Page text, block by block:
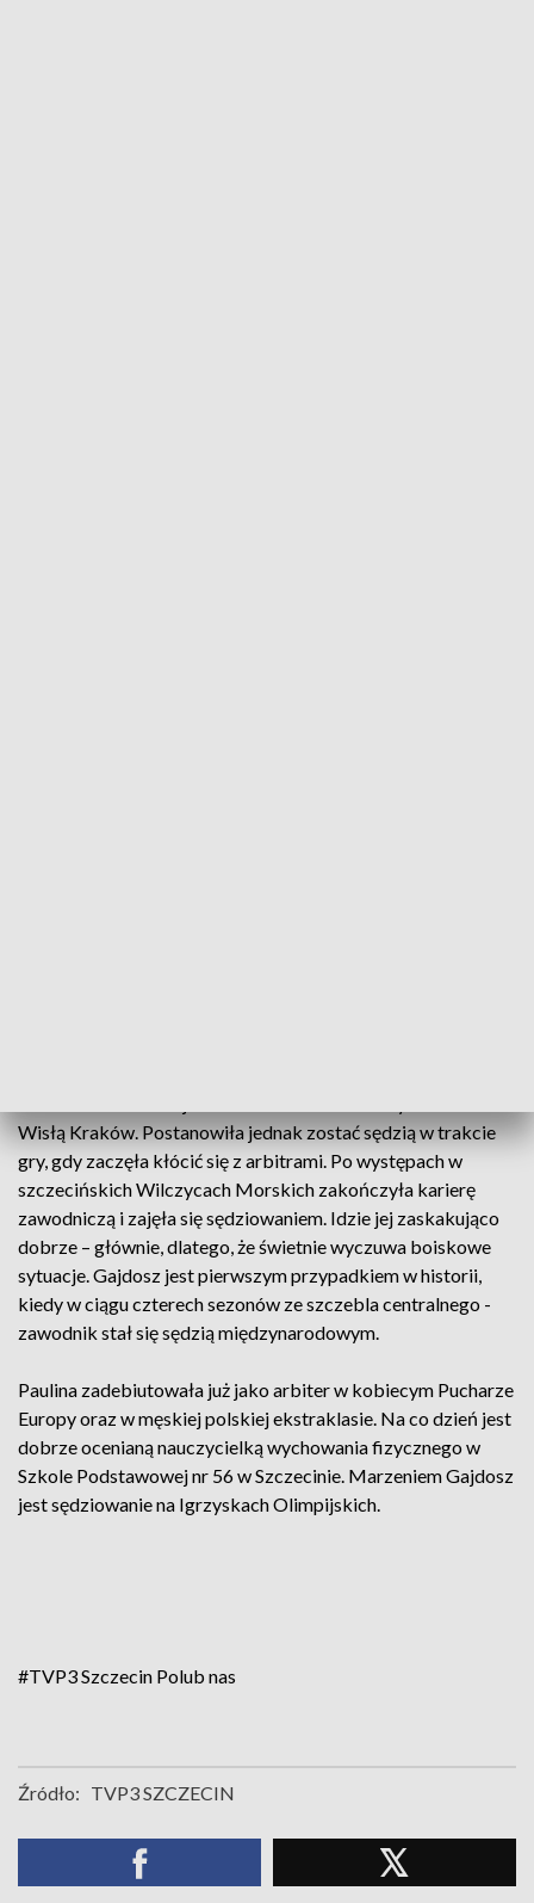
Wisłą Kraków. Postanowiła jednak zostać sędzią w trakcie
gry, gdy zaczęła kłócić się z arbitrami. Po występach w
szczecińskich Wilczycach Morskich zakończyła karierę
zawodniczą i zajęła się sędziowaniem. Idzie jej zaskakująco
dobrze – głównie, dlatego, że świetnie wyczuwa boiskowe
sytuacje. Gajdosz jest pierwszym przypadkiem w historii,
kiedy w ciągu czterech sezonów ze szczebla centralnego -
zawodnik stał się sędzią międzynarodowym.
Paulina zadebiutowała już jako arbiter w kobiecym Pucharze
Europy oraz w męskiej polskiej ekstraklasie. Na co dzień jest
dobrze ocenianą nauczycielką wychowania fizycznego w
Szkole Podstawowej nr 56 w Szczecinie. Marzeniem Gajdosz
jest sędziowanie na Igrzyskach Olimpijskich.
#TVP3 Szczecin Polub nas
Źródło: TVP3 SZCZECIN